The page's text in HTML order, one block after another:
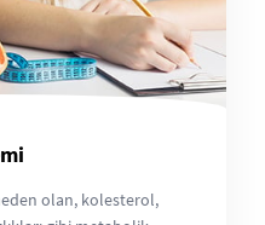
olan, kolesterol,